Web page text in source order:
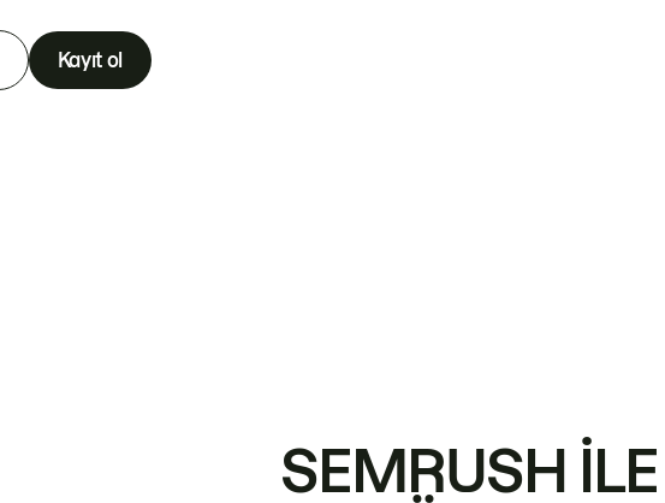
Kayıt ol
SEMRUSH ILE